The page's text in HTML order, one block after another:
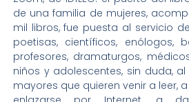
de una familia de mujeres,
mil libros, fue puesta al servicio
poetisas, científicos, enólogos,
profesores, dramaturgos,
niños y adolescentes, sin duda,
mayores que quieren venir a leer,